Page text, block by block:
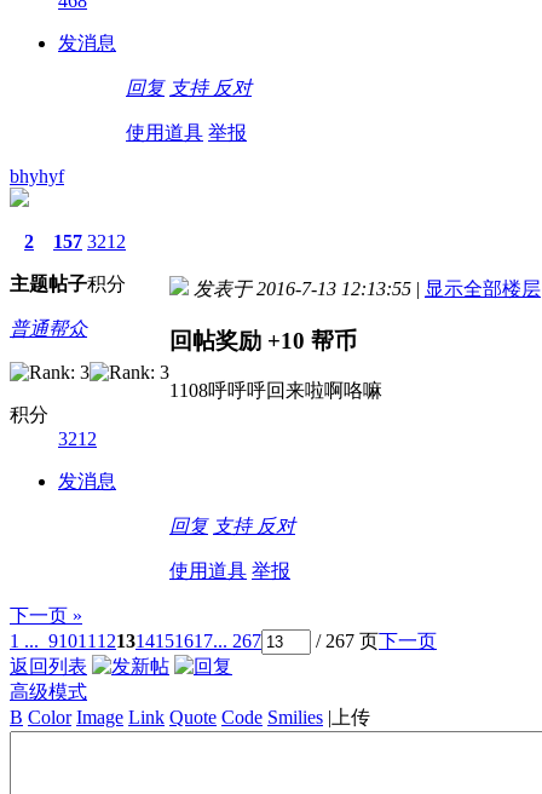
发消息
回复 支持 反对
使用道具 举报
bhyhyf
2
主题
157
帖子
3212
积分
普通帮众
积分
3212
发消息
发表于 2016-7-13 12:13:55 | 显示全部楼层
回帖奖励 +10 帮币
1108呼呼呼回来啦啊咯嘛
回复 支持 反对
使用道具 举报
下一页 »
1 ... 91011 121314151617... 267 / 267 页下一页
返回列表
高级模式
B Color Image Link Quote Code Smilies | 上传